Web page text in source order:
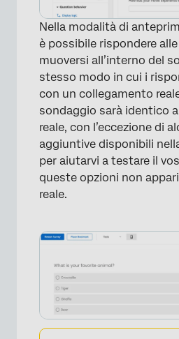
Nella modalità di
è possibile rispondere
muoversi all’interno del
stesso modo in cui i
con un collegamento
sondaggio sarà identico
reale, con l’eccezione di
aggiuntive disponibili
per aiutarvi a testare il
queste opzioni non
reale.